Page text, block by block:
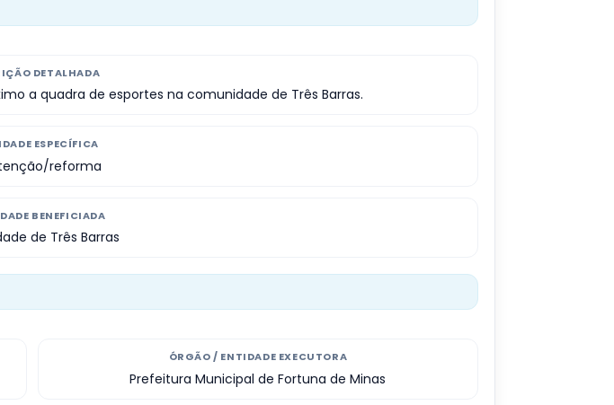
DETALHADA
a quadra de esportes na comunidade de Três Barras.
ESPECÍFICA
reforma
BENEFICIADA
de Três Barras
ÓRGÃO / ENTIDADE EXECUTORA
Prefeitura Municipal de Fortuna de Minas